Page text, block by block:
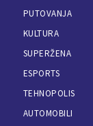
PUTOVANJA
KULTURA
SUPERŽENA
ESPORTS
TEHNOPOLIS
AUTOMOBILI